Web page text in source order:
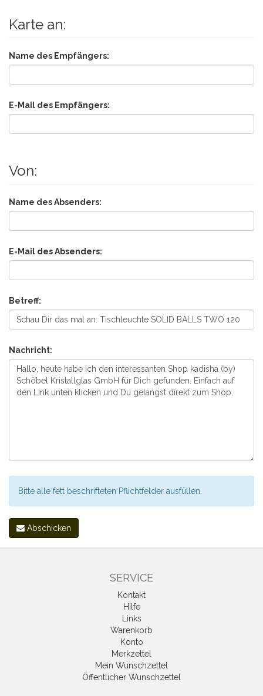
Karte an:
Name des Empfängers:
E-Mail des Empfängers:
Von:
Name des Absenders:
E-Mail des Absenders:
Betreff:
Nachricht:
Bitte alle fett beschrifteten Pflichtfelder ausfüllen.
Abschicken
SERVICE
Kontakt
Hilfe
Links
Warenkorb
Konto
Merkzettel
Mein Wunschzettel
Öffentlicher Wunschzettel